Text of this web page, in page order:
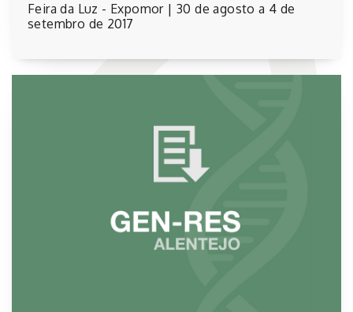
Feira da Luz - Expomor | 30 de agosto a 4 de
setembro de 2017